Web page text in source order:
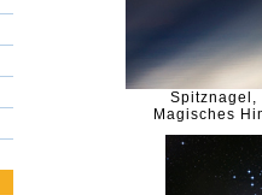
Spitznagel,
Magisches